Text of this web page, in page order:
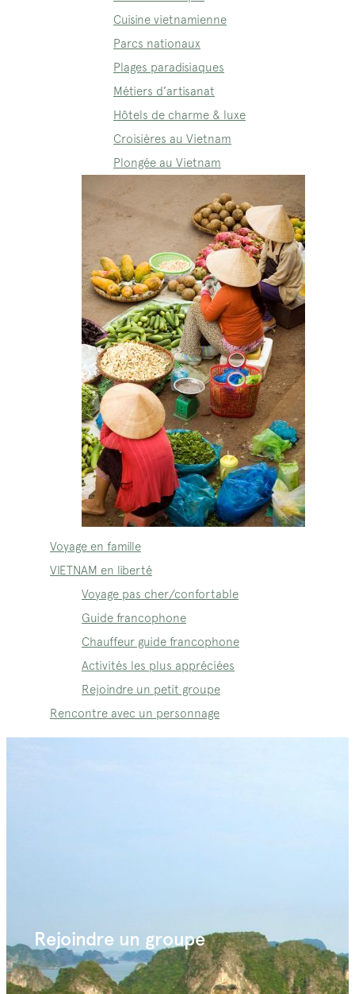
Cuisine vietnamienne
Parcs nationaux
Plages paradisiaques
Métiers d’artisanat
Hôtels de charme & luxe
Croisières au Vietnam
Plongée au Vietnam
Voyage en famille
VIETNAM en liberté
Voyage pas cher/confortable
Guide francophone
Chauffeur guide francophone
Activités les plus appréciées
Rejoindre un petit groupe
Rencontre avec un personnage
Rejoindre un groupe